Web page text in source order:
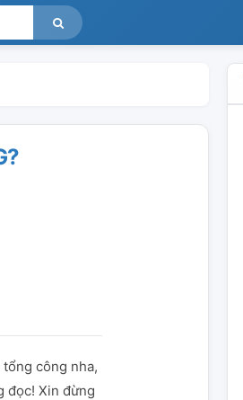
công nha,
đọc! Xin đừng